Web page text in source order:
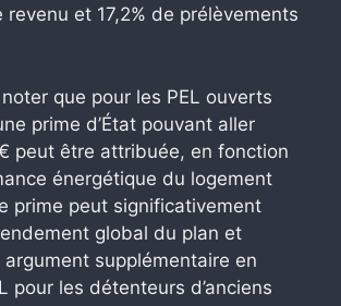
revenu et 17,2% de prélèvements
que pour les PEL ouverts
prime d’État pouvant aller
peut être attribuée, en fonction
énergétique du logement
prime peut significativement
global du plan et
supplémentaire en
pour les détenteurs d’anciens